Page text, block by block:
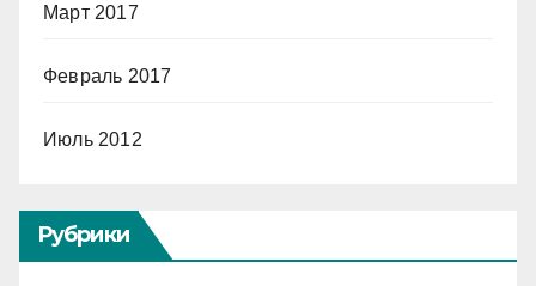
Март 2017
Февраль 2017
Июль 2012
Рубрики